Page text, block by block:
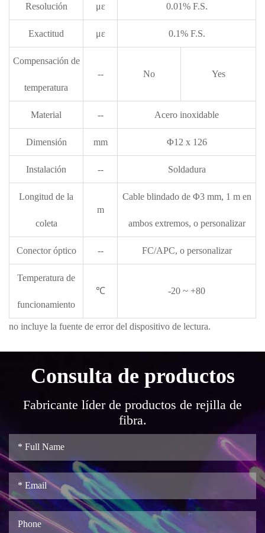
Resolución με 0.01% F.S.
Exactitud με 0.1% F.S.
Compensación de
temperatura
-- No Yes
Material -- Acero inoxidable
Dimensión mm Φ12 x 126
Instalación -- Soldadura
Longitud de la
coleta
m
Cable blindado de Φ3 mm, 1 m en
ambos extremos, o personalizar
Conector óptico -- FC/APC, o personalizar
Temperatura de
funcionamiento
℃ -20 ~ +80
no incluye la fuente de error del dispositivo de lectura.
Consulta de productos
Fabricante líder de productos de rejilla de
fibra.